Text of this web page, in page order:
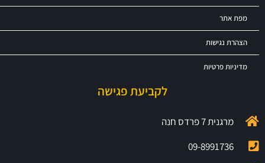
מפת אתר
הצהרת נגישות
מדיניות פרטיות
לקביעת פגישה
מרגנית 7 פרדס חנה
09-8991736